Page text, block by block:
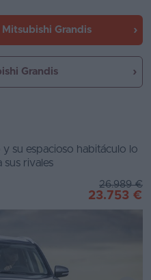
Mitsubishi Grandis
Grandis
su espacioso habitáculo lo
rivales
26.989 €
23.753 €